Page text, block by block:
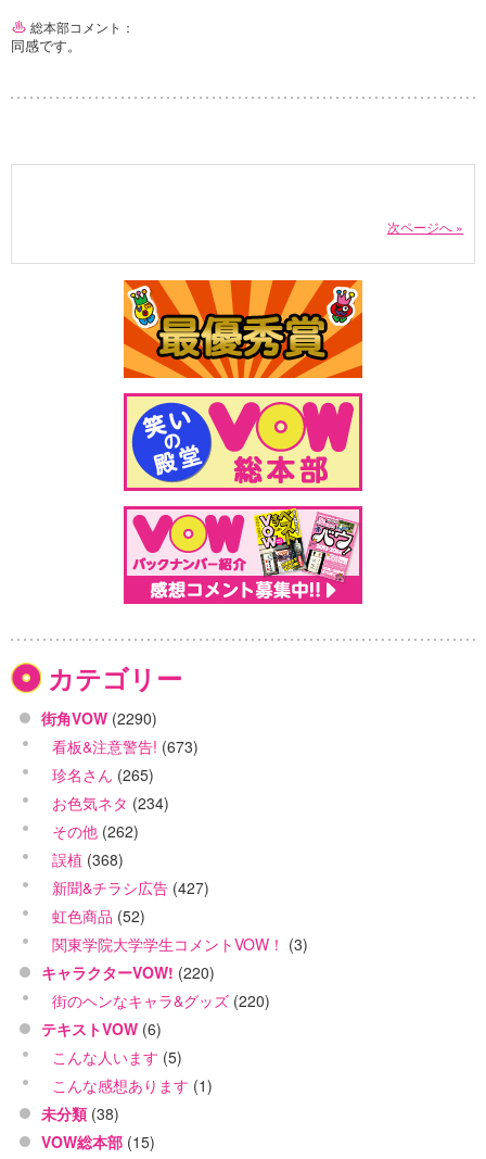
総本部コメント：
同感です。
次ページへ »
カテゴリー
街角VOW (2290)
看板&注意警告! (673)
珍名さん (265)
お色気ネタ (234)
その他 (262)
誤植 (368)
新聞&チラシ広告 (427)
虹色商品 (52)
関東学院大学学生コメントVOW！ (3)
キャラクターVOW! (220)
街のヘンなキャラ&グッズ (220)
テキストVOW (6)
こんな人います (5)
こんな感想あります (1)
未分類 (38)
VOW総本部 (15)